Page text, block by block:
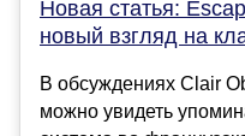
Новая статья:
новый взгляд на
В обсуждениях Clair
можно увидеть